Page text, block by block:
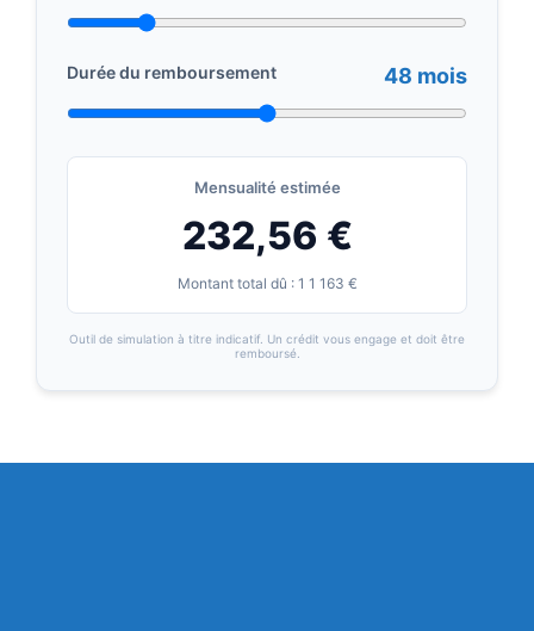
Durée du remboursement 48 mois
Mensualité estimée
232,56 €
Montant total dû : 1 1 163 €
Outil de simulation à titre indicatif. Un crédit vous engage et doit être
remboursé.